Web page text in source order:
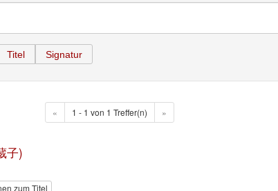
Titel Signatur
« 1 - 1 von 1 Treffer(n) »
子)
zum Titel